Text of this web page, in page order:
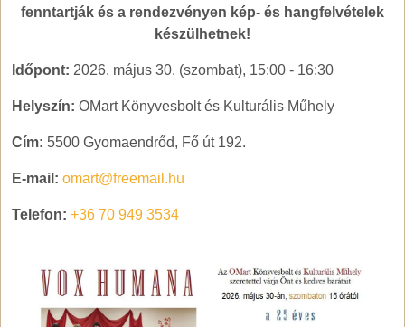
fenntartják és a rendezvényen kép- és hangfelvételek
készülhetnek!
Időpont: 2026. május 30. (szombat), 15:00 - 16:30
Helyszín: OMart Könyvesbolt és Kulturális Műhely
Cím: 5500 Gyomaendrőd, Fő út 192.
E-mail: omart@freemail.hu
Telefon: +36 70 949 3534